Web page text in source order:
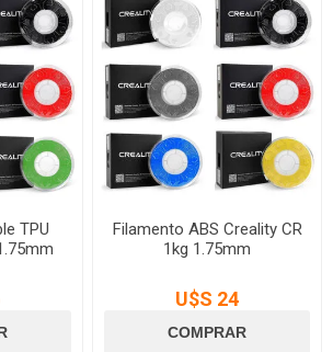
TPU
Filamento ABS Creality CR
1kg 1.75mm
U$S 24